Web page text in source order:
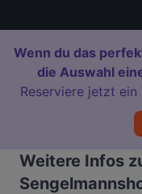
Wenn du das
die Auswahl
Reserviere jetzt
Weitere Infos